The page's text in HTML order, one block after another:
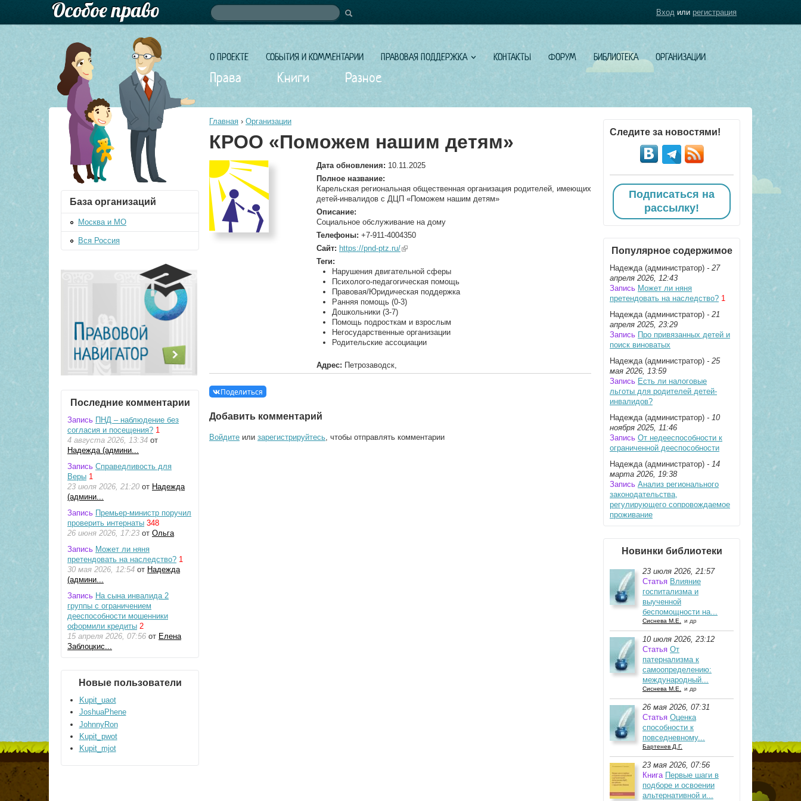
О ПРОЕКТЕ СОБЫТИЯ И КОММЕНТАРИИ ПРАВОВАЯ ПОДДЕРЖКА КОНТАКТЫ ФОРУМ БИБЛИОТЕКА ОРГАНИЗАЦИИ
Права Книги Разное
Форма поиска
Поиск Вход или регистрация
Главная › Организации
КРОО «Поможем нашим детям»
Дата обновления: 10.11.2025
Полное название:
Карельская региональная общественная организация родителей, имеющих
детей-инвалидов с ДЦП «Поможем нашим детям»
Описание:
Социальное обслуживание на дому
Телефоны: +7-911-4004350
Сайт: https://pnd-ptz.ru/(link is external)
Теги:
Нарушения двигательной сферы
Психолого-педагогическая помощь
Правовая/Юридическая поддержка
Ранняя помощь (0-3)
Дошкольники (3-7)
Помощь подросткам и взрослым
Негосударственные организации
Родительские ассоциации
Адрес: Петрозаводск,
Поделиться
Добавить комментарий
Войдите или зарегистрируйтесь , чтобы отправлять комментарии
База организаций
Москва и МО
Вся Россия
Последние комментарии
Запись ПНД – наблюдение без
согласия и посещения? 1
4 августа 2026, 13:34 от
Надежда (админи...
Запись Справедливость для
Веры 1
23 июля 2026, 21:20 от Надежда
(админи...
Запись Премьер-министр поручил
проверить интернаты 348
26 июня 2026, 17:23 от Ольга
Запись Может ли няня
претендовать на наследство? 1
30 мая 2026, 12:54 от Надежда
(админи...
Запись На сына инвалида 2
группы с ограничением
дееспособности мошенники
оформили кредиты 2
15 апреля 2026, 07:56 от Елена
Заблоцкис...
Новые пользователи
Kupit_uaot
JoshuaPhene
JohnnyRon
Kupit_pwot
Kupit_mjot
Следите за новостями!
Подписаться на
рассылку!
Популярное содержимое
Надежда (администратор) - 27
апреля 2026, 12:43
Запись Может ли няня
претендовать на наследство? 1
Надежда (администратор) - 21
апреля 2025, 23:29
Запись Про привязанных детей и
поиск виноватых
Надежда (администратор) - 25
мая 2026, 13:59
Запись Есть ли налоговые
льготы для родителей детей-
инвалидов?
Надежда (администратор) - 10
ноября 2025, 11:46
Запись От недееспособности к
ограниченной дееспособности
Надежда (администратор) - 14
марта 2026, 19:38
Запись Анализ регионального
законодательства,
регулирующего сопровождаемое
проживание
Новинки библиотеки
23 июля 2026, 21:57
Статья Влияние
госпитализма и
выученной
беспомощности на...
Сиснева М.Е. и др
10 июля 2026, 23:12
Статья От
патернализма к
самоопределению:
международный...
Сиснева М.Е. и др
26 мая 2026, 07:31
Статья Оценка
способности к
повседневному...
Бартенев Д.Г.
23 мая 2026, 07:56
Книга Первые шаги в
подборе и освоении
альтернативной и...